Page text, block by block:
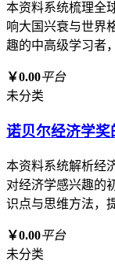
本资料系统梳理全
响大国兴衰与世界
趣的中高级学习者
￥0.00平台
未分类
诺贝尔经济学奖
本资料系统解析经
对经济学感兴趣的
识点与思维方法，
￥0.00平台
未分类